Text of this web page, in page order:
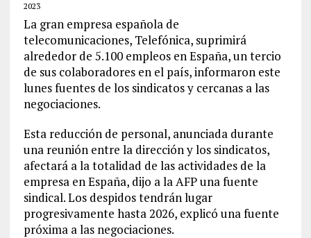
2023
La gran empresa española de
telecomunicaciones, Telefónica, suprimirá
alrededor de 5.100 empleos en España, un tercio
de sus colaboradores en el país, informaron este
lunes fuentes de los sindicatos y cercanas a las
negociaciones.
Esta reducción de personal, anunciada durante
una reunión entre la dirección y los sindicatos,
afectará a la totalidad de las actividades de la
empresa en España, dijo a la AFP una fuente
sindical. Los despidos tendrán lugar
progresivamente hasta 2026, explicó una fuente
próxima a las negociaciones.